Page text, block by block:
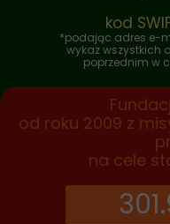
od roku 2009 z
na cele
kod
*podając adres e-
wykaz wszystkich
poprzednim w